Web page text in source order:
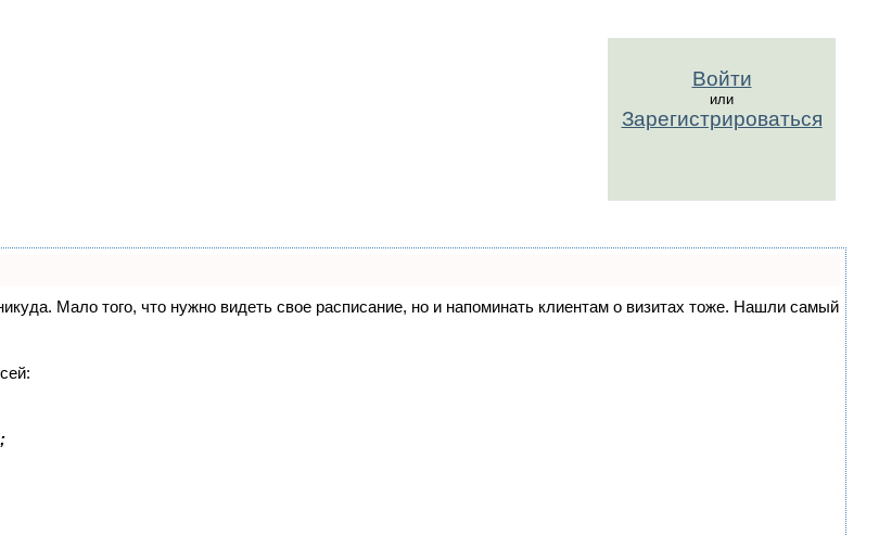
Войти
или
Зарегистрироваться
Мало того, что нужно видеть свое расписание, но и напоминать клиентам о визитах тоже. Нашли самый